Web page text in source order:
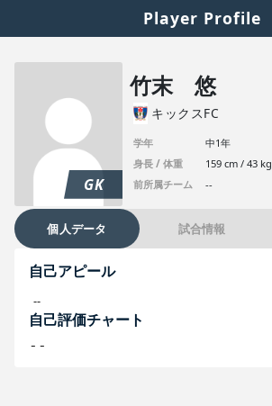
Player Profile
GK
竹末 悠
キックスFC
学年
中1年
身長 / 体重
159 cm / 43 kg
前所属チーム
--
個人データ 試合情報
自己アピール
--
自己評価チャート
--